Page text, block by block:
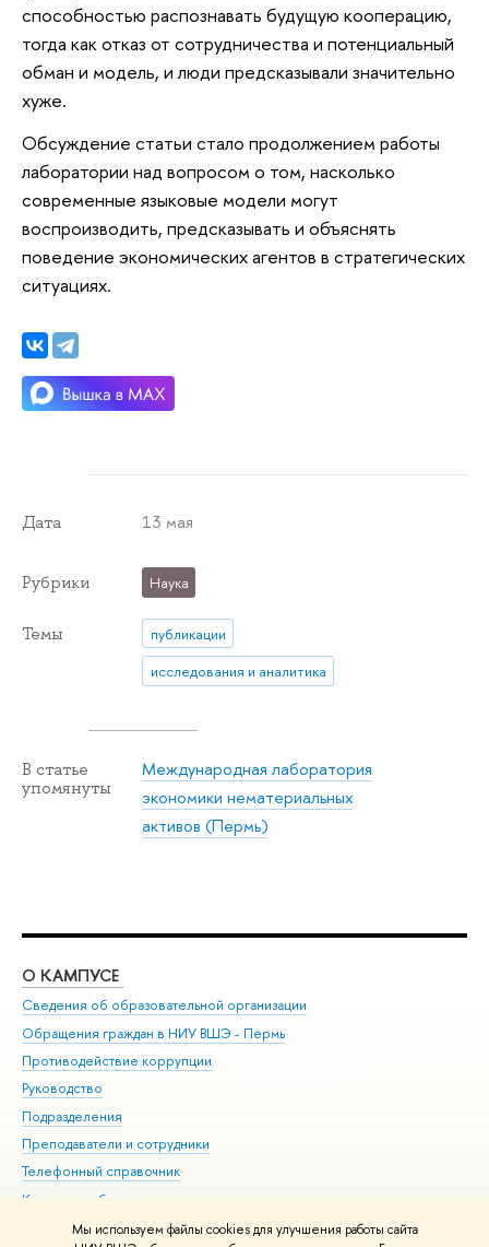
Мы используем файлы cookies для улучшения работы сайта
способностью распознавать будущую кооперацию,
тогда как отказ от сотрудничества и потенциальный
обман и модель, и люди предсказывали значительно
хуже.
Обсуждение статьи стало продолжением работы
лаборатории над вопросом о том, насколько
современные языковые модели могут
воспроизводить, предсказывать и объяснять
поведение экономических агентов в стратегических
ситуациях.
Дата 13 мая
Рубрики Наука
Темы
публикации
исследования и аналитика
В статье
упомянуты
Международная лаборатория
экономики нематериальных
активов (Пермь)
О КАМПУСЕ
Сведения об образовательной организации
Обращения граждан в НИУ ВШЭ - Пермь
Противодействие коррупции
Руководство
Подразделения
Преподаватели и сотрудники
Телефонный справочник
Корпуса и общежития
ВШЭ для студентов с ограниченными возможностями